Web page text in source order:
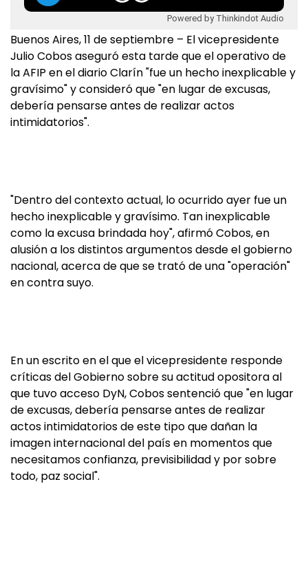
Powered by Thinkindot Audio
Buenos Aires, 11 de septiembre – El vicepresidente
Julio Cobos aseguró esta tarde que el operativo de
la AFIP en el diario Clarín "fue un hecho inexplicable y
gravísimo" y consideró que "en lugar de excusas,
debería pensarse antes de realizar actos
intimidatorios".
"Dentro del contexto actual, lo ocurrido ayer fue un
hecho inexplicable y gravísimo. Tan inexplicable
como la excusa brindada hoy", afirmó Cobos, en
alusión a los distintos argumentos desde el gobierno
nacional, acerca de que se trató de una "operación"
en contra suyo.
En un escrito en el que el vicepresidente responde
críticas del Gobierno sobre su actitud opositora al
que tuvo acceso DyN, Cobos sentenció que "en lugar
de excusas, debería pensarse antes de realizar
actos intimidatorios de este tipo que dañan la
imagen internacional del país en momentos que
necesitamos confianza, previsibilidad y por sobre
todo, paz social".